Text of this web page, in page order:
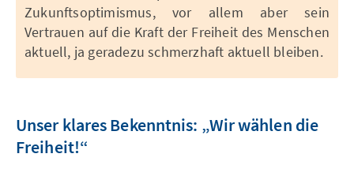
Zukunftsoptimismus, vor allem aber sein
Vertrauen auf die Kraft der Freiheit des Menschen
aktuell, ja geradezu schmerzhaft aktuell bleiben.
Unser klares Bekenntnis: „Wir wählen die
Freiheit!“